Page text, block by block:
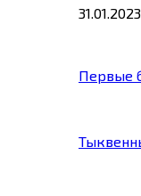
31.01.2023
Первые